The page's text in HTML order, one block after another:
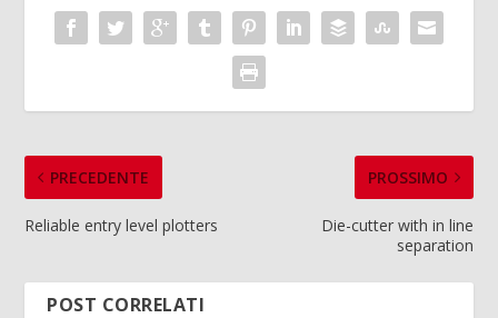
PRECEDENTE
Reliable entry level plotters
PROSSIMO
Die-cutter with in line
separation
POST CORRELATI